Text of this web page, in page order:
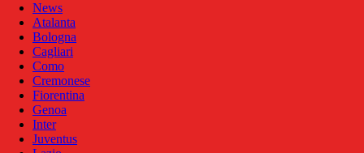
News
Atalanta
Bologna
Cagliari
Como
Cremonese
Fiorentina
Genoa
Inter
Juventus